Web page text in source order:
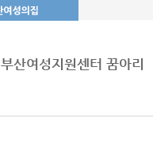
부산여성지원센터 꿈아리